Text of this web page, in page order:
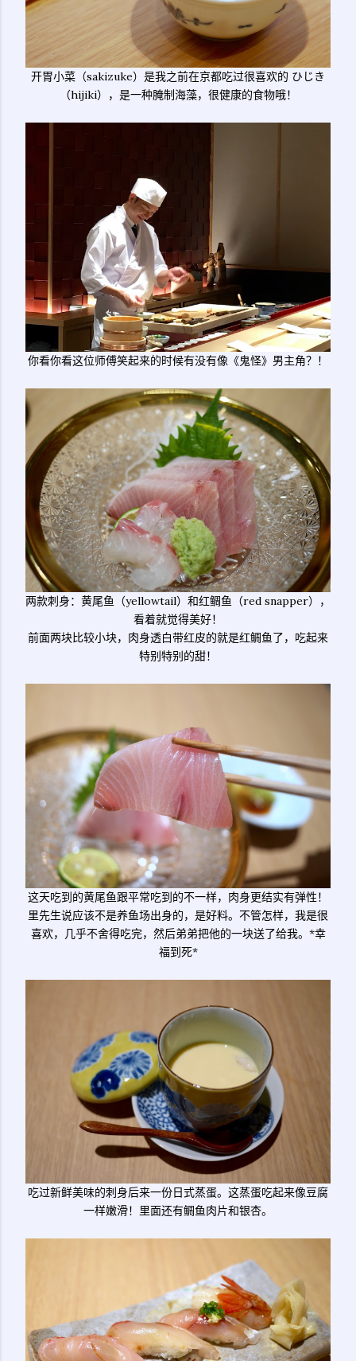
开胃小菜（sakizuke）是我之前在京都吃过很喜欢的 ひじき
（hijiki），是一种腌制海藻，很健康的食物哦！
你看你看这位师傅笑起来的时候有没有像《鬼怪》男主角？！
两款刺身：黄尾鱼（yellowtail）和红鲷鱼（red snapper），
看着就觉得美好！
前面两块比较小块，肉身透白带红皮的就是红鲷鱼了，吃起来
特别特别的甜！
这天吃到的黄尾鱼跟平常吃到的不一样，肉身更结实有弹性！
里先生说应该不是养鱼场出身的，是好料。不管怎样，我是很
喜欢，几乎不舍得吃完，然后弟弟把他的一块送了给我。*幸
福到死*
吃过新鲜美味的刺身后来一份日式蒸蛋。这蒸蛋吃起来像豆腐
一样嫩滑！里面还有鲷鱼肉片和银杏。